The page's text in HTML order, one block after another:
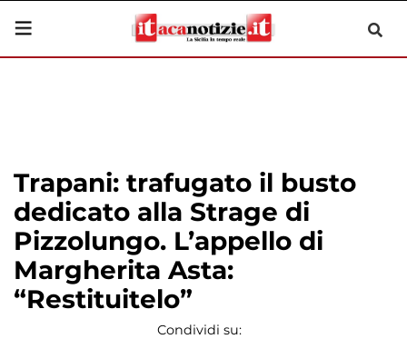
Trapani: trafugato il busto
dedicato alla Strage di
Pizzolungo. L’appello di
Margherita Asta:
“Restituitelo”
Condividi su: